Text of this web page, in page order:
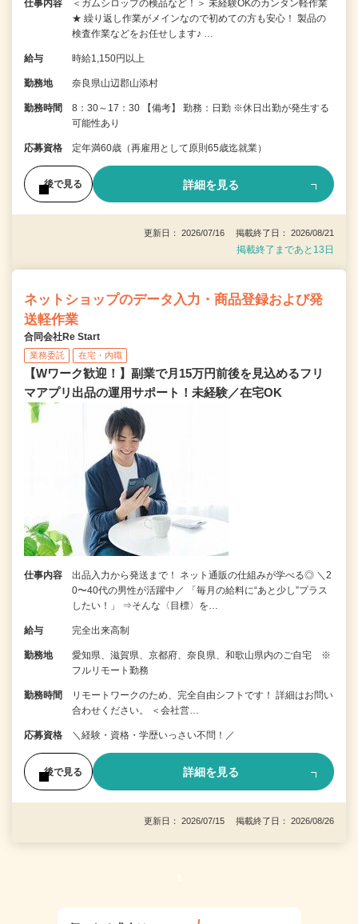
仕事内容
＜ガムシロップの検品など！＞ 未経験OKのカンタン軽作業
★ 繰り返し作業がメインなので初めての方も安心！ 製品の
検査作業などをお任せします♪ …
給与 時給1,150円以上
勤務地 奈良県山辺郡山添村
勤務時間
8：30～17：30 【備考】 勤務：日勤 ※休日出勤が発生する
可能性あり
応募資格 定年満60歳（再雇用として原則65歳迄就業）
後で見る 詳細を見る
更新日： 2026/07/16 掲載終了日： 2026/08/21
掲載終了まであと13日
ネットショップのデータ入力・商品登録および発
送軽作業
合同会社Re Start
業務委託 在宅・内職
【Wワーク歓迎！】副業で月15万円前後を見込めるフリ
マアプリ出品の運用サポート！未経験／在宅OK
仕事内容
出品入力から発送まで！ ネット通販の仕組みが学べる◎ ＼2
0〜40代の男性が活躍中／ 「毎月の給料に“あと少し”プラス
したい！」 ⇒そんな〈目標〉を…
給与 完全出来高制
勤務地
愛知県、滋賀県、京都府、奈良県、和歌山県内のご自宅 ※
フルリモート勤務
勤務時間
リモートワークのため、完全自由シフトです！ 詳細はお問い
合わせください。 ＜会社営…
応募資格 ＼経験・資格・学歴いっさい不問！／
後で見る 詳細を見る
更新日： 2026/07/15 掲載終了日： 2026/08/26
1